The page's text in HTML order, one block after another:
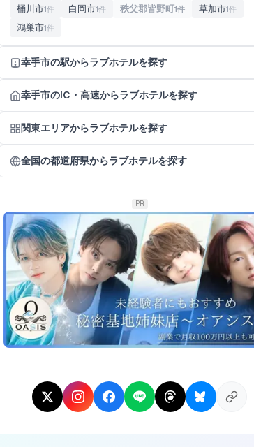
桶川市1件 白岡市1件 秩父郡皆野町1件 草加市1件
鴻巣市1件
幸手市の駅からラブホテルを探す
幸手市のIC・高速からラブホテルを探す
関東エリアからラブホテルを探す
全国の都道府県からラブホテルを探す
PR